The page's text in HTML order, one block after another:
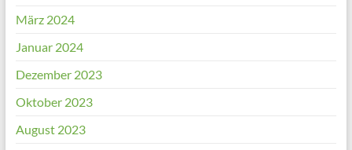
März 2024
Januar 2024
Dezember 2023
Oktober 2023
August 2023